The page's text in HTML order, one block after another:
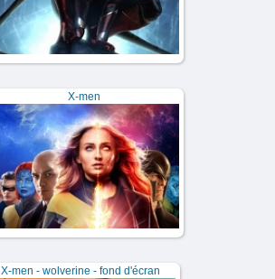
X-men
X-men - wolverine - fond d'écran